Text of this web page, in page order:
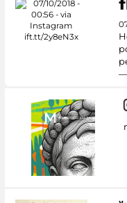
—